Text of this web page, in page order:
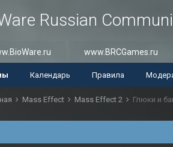
Russian
www.BRCGames.ru
Календарь Правила
Mass Effect Mass Effect 2 Глюки и